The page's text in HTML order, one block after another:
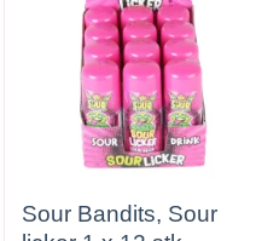
Sour Bandits, Sour